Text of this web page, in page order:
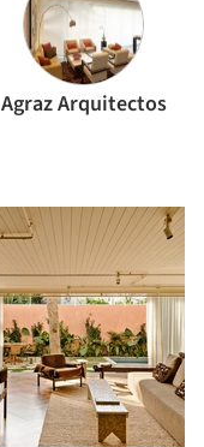
Agraz Arquitectos